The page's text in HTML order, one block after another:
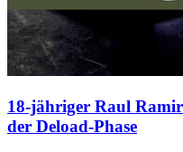
18-jähriger Raul
der Deload-Phase